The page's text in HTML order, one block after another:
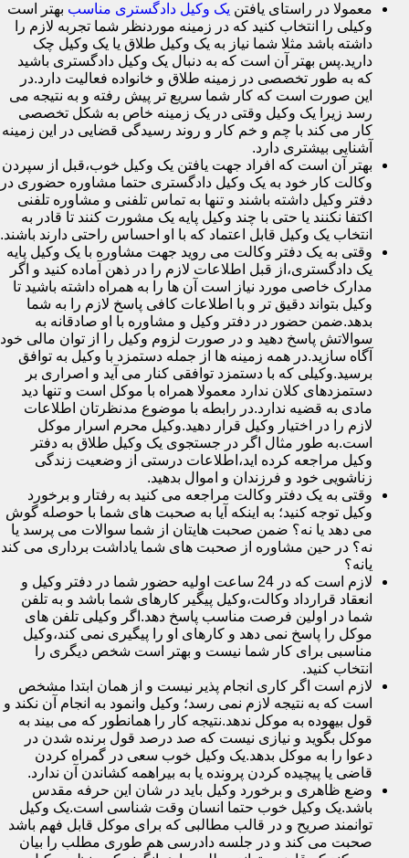
معمولا در راستای یافتن یک وکیل دادگستری مناسب بهتر است
وکیلی را انتخاب کنید که در زمینه موردنظر شما تجربه لازم را
داشته باشد مثلا شما نیاز به یک وکیل طلاق یا یک وکیل چک
دارید.پس بهتر آن است که به دنبال یک وکیل دادگستری باشید
که به طور تخصصی در زمینه طلاق و خانواده فعالیت دارد.در
این صورت است که کار شما سریع تر پیش رفته و به نتیجه می
رسد زیرا یک وکیل وقتی در یک زمینه خاص به شکل تخصصی
کار می کند با چم و خم کار و روند رسیدگی قضایی در این زمینه
آشنایی بیشتری دارد.
بهتر آن است که افراد جهت یافتن یک وکیل خوب،قبل از سپردن
وکالت کار خود به یک وکیل دادگستری حتما مشاوره حضوری در
دفتر وکیل داشته باشند و تنها به تماس تلفنی و مشاوره تلفنی
اکتفا نکنند یا حتی با چند وکیل پایه یک مشورت کنند تا قادر به
انتخاب یک وکیل قابل اعتماد که با او احساس راحتی دارند باشند.
وقتی به یک دفتر وکالت می روید جهت مشاوره با یک وکیل پایه
یک دادگستری،از قبل اطلاعات لازم را در ذهن آماده کنید و اگر
مدارک خاصی مورد نیاز است آن ها را به همراه داشته باشید تا
وکیل بتواند دقیق تر و با اطلاعات کافی پاسخ لازم را به شما
بدهد.ضمن حضور در دفتر وکیل و مشاوره با او صادقانه به
سوالاتش پاسخ دهید و در صورت لزوم وکیل را از توان مالی خود
آگاه سازید.در همه زمینه ها از جمله دستمزد با وکیل به توافق
برسید.وکیلی که با دستمزد توافقی کنار می آید و اصراری بر
دستمزدهای کلان ندارد معمولا همراه با موکل است و تنها دید
مادی به قضیه ندارد.در رابطه با موضوع مدنظرتان اطلاعات
لازم را در اختیار وکیل قرار دهید.وکیل محرم اسرار موکل
است.به طور مثال اگر در جستجوی یک وکیل طلاق به دفتر
وکیل مراجعه کرده اید،اطلاعات درستی از وضعیت زندگی
زناشویی خود و فرزندان و اموال بدهید.
وقتی به یک دفتر وکالت مراجعه می کنید به رفتار و برخورد
وکیل توجه کنید؛ به اینکه آیا به صحبت های شما با حوصله گوش
می دهد یا نه؟ ضمن صحبت هایتان از شما سوالات می پرسد یا
نه؟ در حین مشاوره از صحبت های شما یاداشت برداری می کند
یانه؟
لازم است که در 24 ساعت اولیه حضور شما در دفتر وکیل و
انعقاد قرارداد وکالت،وکیل پیگیر کارهای شما باشد و به تلفن
شما در اولین فرصت مناسب پاسخ دهد.اگر وکیلی تلفن های
موکل را پاسخ نمی دهد و کارهای او را پیگیری نمی کند،وکیل
مناسبی برای کار شما نیست و بهتر است شخص دیگری را
انتخاب کنید.
لازم است اگر کاری انجام پذیر نیست و از همان ابتدا مشخص
است که به نتیجه لازم نمی رسد؛ وکیل وانمود به انجام آن نکند و
قول بیهوده به موکل ندهد.نتیجه کار را همانطور که می بیند به
موکل بگوید و نیازی نیست که صد درصد قول برنده شدن در
دعوا را به موکل بدهد.یک وکیل خوب سعی در گمراه کردن
قاضی یا پیچیده کردن پرونده یا به بیراهمه کشاندن آن ندارد.
وضع ظاهری و برخورد وکیل باید در شان این حرفه مقدس
باشد.یک وکیل خوب حتما انسان وقت شناسی است.یک وکیل
توانمند صریح و در قالب مطالبی که برای موکل قابل فهم باشد
صحبت می کند و در جلسه دادرسی هم طوری مطلب را بیان